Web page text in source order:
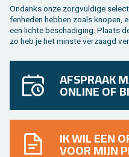
On­danks onze zorg­vul­di­ge
fen­he­den heb­ben zoals kno­pen,
een lich­te be­scha­di­ging. Plaats
zo heb je het min­ste ver­zaagd
AFSPRAAK
ONLINE OF
IK WIL EEN
VOOR MIJN